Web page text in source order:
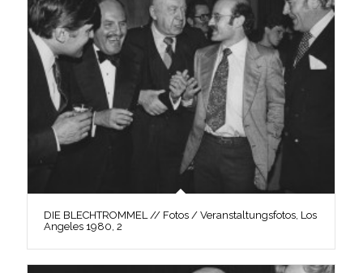
DIE BLECHTROMMEL // Fotos / Veranstaltungsfotos, Los
Angeles 1980, 2